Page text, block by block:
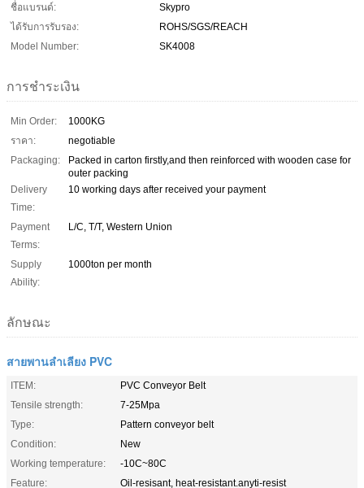
ชื่อแบรนด์:
Skypro
ได้รับการรับรอง:
ROHS/SGS/REACH
Model Number:
SK4008
การชำระเงิน
Min Order:
1000KG
ราคา:
negotiable
Packaging:
Packed in carton firstly,and then reinforced with wooden case for
outer packing
Delivery
Time:
10 working days after received your payment
Payment
Terms:
L/C, T/T, Western Union
Supply
Ability:
1000ton per month
ลักษณะ
สายพานลำเลียง PVC
ITEM:
PVC Conveyor Belt
Tensile strength:
7-25Mpa
Type:
Pattern conveyor belt
Condition:
New
Working temperature:
-10C~80C
Feature:
Oil-resisant, heat-resistant.anyti-resist